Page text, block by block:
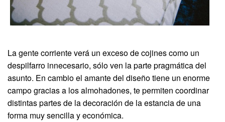
La gente corriente verá un exceso de cojines como un
despilfarro innecesario, sólo ven la parte pragmática del
asunto. En cambio el amante del diseño tiene un enorme
campo gracias a los almohadones, te permiten coordinar
distintas partes de la decoración de la estancia de una
forma muy sencilla y económica.